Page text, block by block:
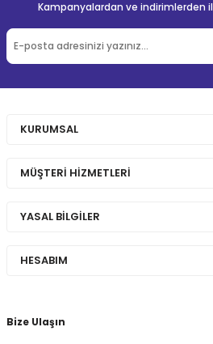
Kampanyalardan ve indirimlerden
Bize Ulaşın
KURUMSAL
MÜŞTERİ HİZMETLERİ
YASAL BİLGİLER
HESABIM